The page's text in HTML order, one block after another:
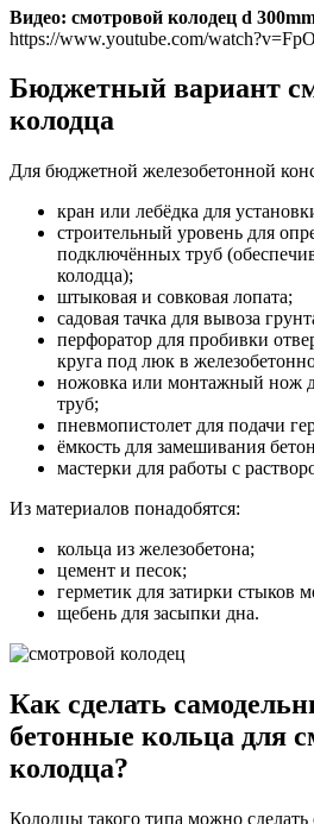
Видео: смотровой колодец d
https://www.youtube.com/
Бюджетный вариант
колодца
Для бюджетной железобетонной
кран или лебёдка для
строительный уровень для
подключённых труб
колодца);
штыковая и совковая лопата;
садовая тачка для вывоза
перфоратор для пробивки
круга под люк в
ножовка или монтажный нож
труб;
пневмопистолет для подачи
ёмкость для замешивания
мастерки для работы с
Из материалов понадобятся:
кольца из железобетона;
цемент и песок;
герметик для затирки стыков
щебень для засыпки дна.
Как сделать
бетонные кольца для
колодца?
Колодцы такого типа можно сделать